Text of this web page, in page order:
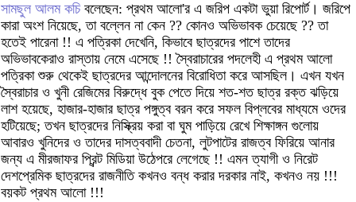
সামছুল আলম কচিবলেছেন: প্রথম আলো'র এ জরিপ একটা ভুয়া রিপোর্ট। জরিপে
কারা অংশ নিয়েছে, তা বল্লেন না কেন ?? কোনও অভিভাবক চেয়েছে ?? তা
হতেই পারেনা !! এ পত্রিকা দেখেনি, কিভাবে ছাত্রদের পাশে তাদের
অভিভাবকেরাও রাস্তায় নেমে এসেছে !! স্বৈরাচারের পদলেহী এ প্রথম আলো
পত্রিকা শুরু থেকেই ছাত্রদের আন্দোলনের বিরোধিতা করে আসছিল। এখন যখন
স্বৈরাচার ও খুনী রেজিমের বিরুদ্ধে বুক পেতে দিয়ে শত-শত ছাত্র রক্ত ঝড়িয়ে
লাশ হয়েছে, হাজার-হাজার ছাত্র পঙ্গুত্ব বরন করে সফল বিপ্লবের মাধ্যমে ওদের
হটিয়েছে; তখন ছাত্রদের নিস্ক্রিয় করা বা ঘুম পাড়িয়ে রেখে শিক্ষাঙ্গন গুলোয়
আবারও খুনিদের ও তাদের দাসত্ববাদী চেতনা, লুটপাটের রাজত্ব ফিরিয়ে আনার
জন্য এ মীরজাফর প্রিন্ট মিডিয়া উঠেপরে লেগেছে !! এমন ত্যাগী ও নিরেট
দেশপ্রেমিক ছাত্রদের রাজনীতি কখনও বন্ধ করার দরকার নাই, কখনও নয় !!!
বয়কট প্রথম আলো !!!